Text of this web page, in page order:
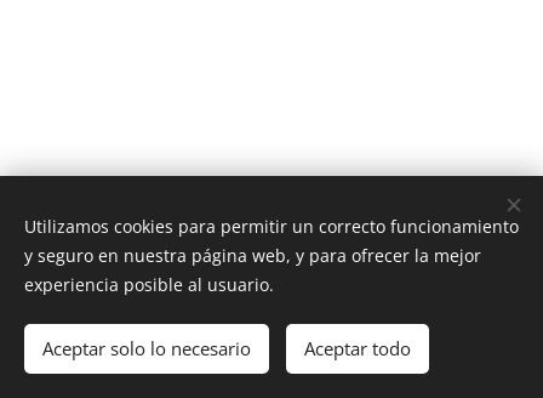
Cookies
Utilizamos cookies para permitir un correcto funcionamiento
y seguro en nuestra página web, y para ofrecer la mejor
experiencia posible al usuario.
Aceptar solo lo necesario Aceptar todo